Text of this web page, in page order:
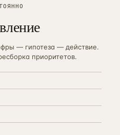
— гипотеза — действие.
приоритетов.